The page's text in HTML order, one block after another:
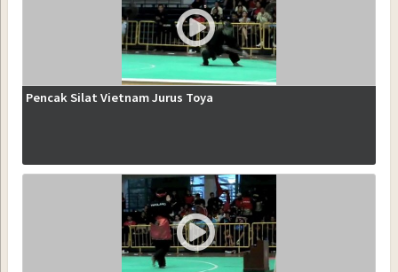
Pencak Silat Vietnam Jurus Toya